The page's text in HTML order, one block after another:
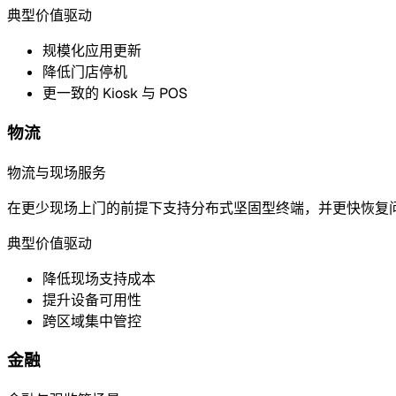
典型价值驱动
规模化应用更新
降低门店停机
更一致的 Kiosk 与 POS
物流
物流与现场服务
在更少现场上门的前提下支持分布式坚固型终端，并更快恢复
典型价值驱动
降低现场支持成本
提升设备可用性
跨区域集中管控
金融